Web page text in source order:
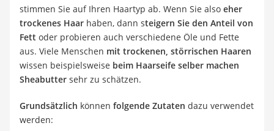
stimmen Sie auf Ihren Haartyp ab. Wenn Sie also eher
trockenes Haar haben, dann steigern Sie den Anteil von
Fett oder probieren auch verschiedene Öle und Fette
aus. Viele Menschen mit trockenen, störrischen Haaren
wissen beispielsweise beim Haarseife selber machen
Sheabutter sehr zu schätzen.
Grundsätzlich können folgende Zutaten dazu verwendet
werden: